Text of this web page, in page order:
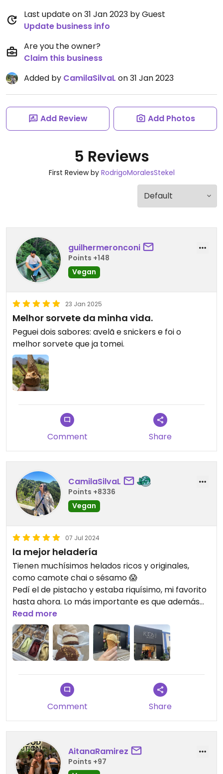
Last update on 31 Jan 2023 by Guest
Update business info
Are you the owner?
Claim this business
Added by CamilaSilvaL on 31 Jan 2023
Add Review Add Photos
5 Reviews
First Review by RodrigoMoralesStekel
guilhermeronconi
Points +148
Vegan
23 Jan 2025
Melhor sorvete da minha vida.
Peguei dois sabores: avelã e snickers e foi o
melhor sorvete que ja tomei.
Comment Share
CamilaSilvaL
Points +8336
Vegan
07 Jul 2024
la mejor heladería
Tienen muchísimos helados ricos y originales,
como camote chai o sésamo 😱
Pedí el de pistacho y estaba riquísimo, mi favorito
hasta ahora. Lo más importante es que además
de ser veganos, no tienen ni gluten ni azúcar y son
de agua, lo encuentro impresionante. Los precios
tampoco son altos, a pesar de estar en Vitacura.
Muy recomendado.
Read more
Comment Share
AitanaRamirez
Points +97